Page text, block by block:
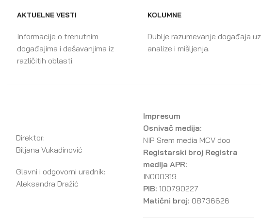
AKTUELNE VESTI
Informacije o trenutnim
događajima i dešavanjima iz
različitih oblasti.
KOLUMNE
Dublje razumevanje događaja uz
analize i mišljenja.
Direktor:
Biljana Vukadinović
Glavni i odgovorni urednik:
Aleksandra Dražić
Impresum
Osnivač medija:
NIP Srem media MCV doo
Registarski broj Registra
medija APR:
IN000319
PIB: 100790227
Matični broj: 08736626